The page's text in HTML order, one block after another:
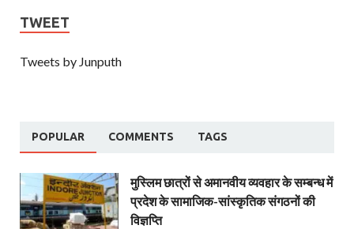
TWEET
Tweets by Junputh
POPULAR COMMENTS TAGS
मुस्लिम छात्रों से अमानवीय व्यवहार के सम्बन्ध में
प्रदेश के सामाजिक-सांस्कृतिक संगठनों की
विज्ञप्ति